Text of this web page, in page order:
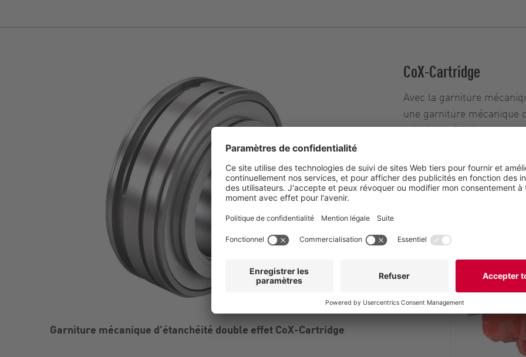
Garniture mécanique d’étanchéité double effet CoX-Cartridge
CoX-Cartridge
Avec la garniture
une garniture mécanique
principaux fabricants. Les
en parallèle. Cela donne
fiable même dans les
courte. Cela, à son tour,
La garniture mécanique
les applications où la
élevées, ainsi que pour
Disponible pour